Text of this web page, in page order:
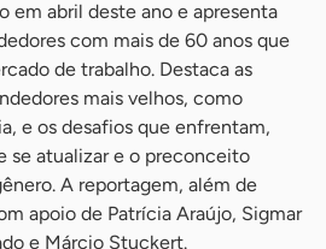
em abril deste ano e apresenta
com mais de 60 anos que
de trabalho. Destaca as
mais velhos, como
e os desafios que enfrentam,
se atualizar e o preconceito
A reportagem, além de
apoio de Patrícia Araújo, Sigmar
e Márcio Stuckert.